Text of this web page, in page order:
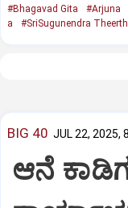
#Bhagavad Gita #Arjuna
a
#SriSugunendra
BIG 40 JUL 22, 2025,
ಆನೆ